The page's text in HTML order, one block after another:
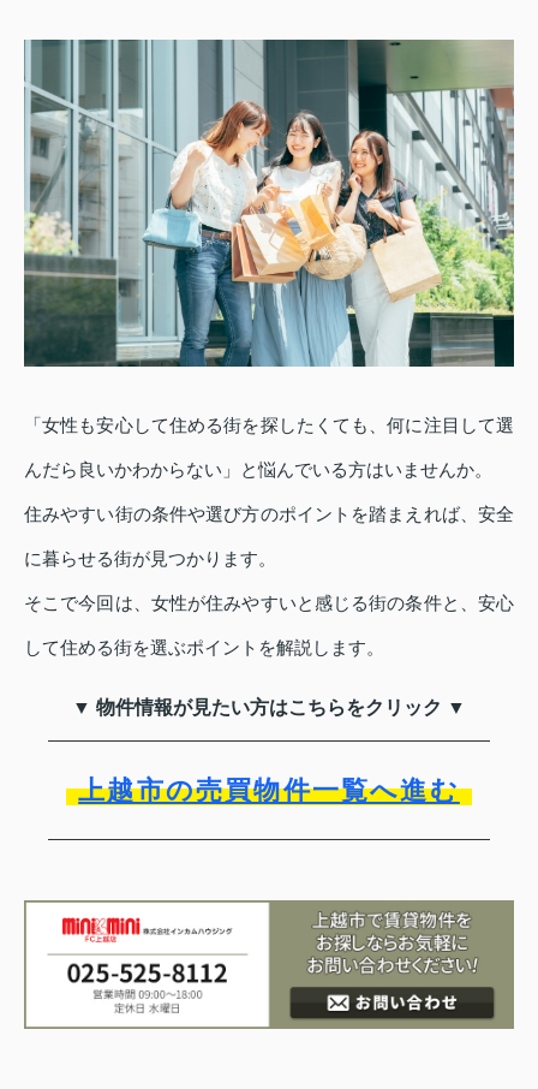
「女性も安心して住める街を探したくても、何に注目して選
んだら良いかわからない」と悩んでいる方はいませんか。
住みやすい街の条件や選び方のポイントを踏まえれば、安全
に暮らせる街が見つかります。
そこで今回は、女性が住みやすいと感じる街の条件と、安心
して住める街を選ぶポイントを解説します。
▼ 物件情報が見たい方はこちらをクリック ▼
上越市の売買物件一覧へ進む